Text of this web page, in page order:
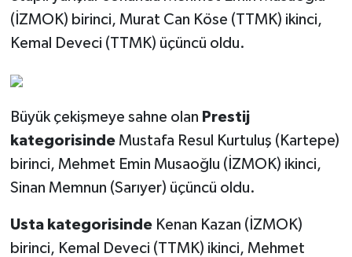
(İZMOK) birinci, Murat Can Köse (TTMK) ikinci,
Kemal Deveci (TTMK) üçüncü oldu.
Büyük çekişmeye sahne olan Prestij
kategorisinde Mustafa Resul Kurtuluş (Kartepe)
birinci, Mehmet Emin Musaoğlu (İZMOK) ikinci,
Sinan Memnun (Sarıyer) üçüncü oldu.
Usta kategorisindeKenan Kazan (İZMOK)
birinci, Kemal Deveci (TTMK) ikinci, Mehmet